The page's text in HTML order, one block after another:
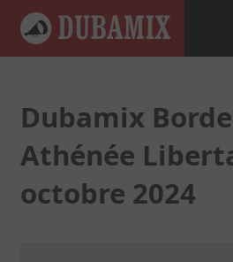
Dubamix
Athénée
octobre 2024